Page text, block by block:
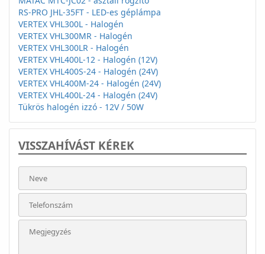
RS-PRO JHL-35FT - LED-es géplámpa
VERTEX VHL300L - Halogén
VERTEX VHL300MR - Halogén
VERTEX VHL300LR - Halogén
VERTEX VHL400L-12 - Halogén (12V)
VERTEX VHL400S-24 - Halogén (24V)
VERTEX VHL400M-24 - Halogén (24V)
VERTEX VHL400L-24 - Halogén (24V)
Tükrös halogén izzó - 12V / 50W
VISSZAHÍVÁST KÉREK